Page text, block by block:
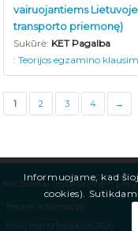
vairuojantiems
transporto priemonę)
Sukūrė: KET Pagalba
:Teorijos egzamino
1 2 3 4 →
Ket Bilietai Testai.Online™
Teisinė informacija
Kelių eismo taisyklės 2026
Informuojame, kad
cookies).